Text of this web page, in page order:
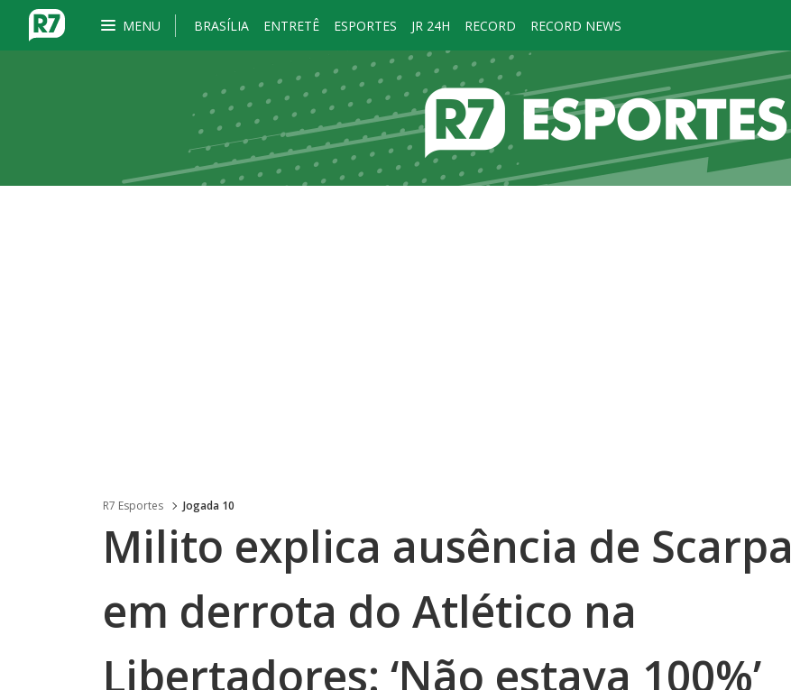
MENU BRASÍLIA ENTRETÊ ESPORTES JR 24H RECORD RECORD NEWS
R7 Esportes Jogada 10
Milito explica ausência de Scarpa
em derrota do Atlético na
Libertadores: ‘Não estava 100%’